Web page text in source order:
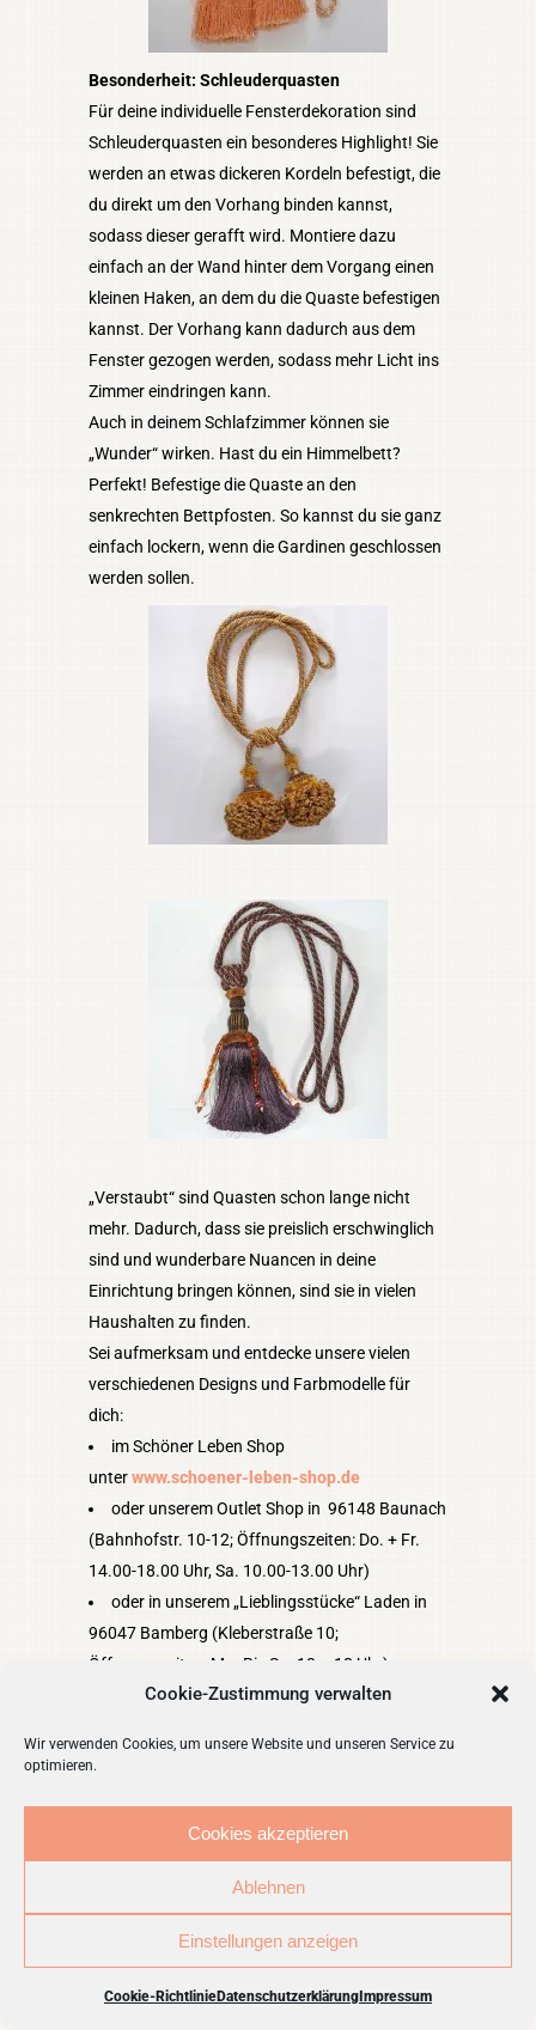
Cookie-Zustimmung verwalten
Wir verwenden Cookies, um unsere Website und unseren Service zu
optimieren.
Cookies akzeptieren
Ablehnen
Einstellungen anzeigen
Cookie-RichtlinieDatenschutzerklärung Impressum
Besonderheit: Schleuderquasten
Für deine individuelle Fensterdekoration sind
Schleuderquasten ein besonderes Highlight! Sie
werden an etwas dickeren Kordeln befestigt, die
du direkt um den Vorhang binden kannst,
sodass dieser gerafft wird. Montiere dazu
einfach an der Wand hinter dem Vorgang einen
kleinen Haken, an dem du die Quaste befestigen
kannst. Der Vorhang kann dadurch aus dem
Fenster gezogen werden, sodass mehr Licht ins
Zimmer eindringen kann.
Auch in deinem Schlafzimmer können sie
„Wunder“ wirken. Hast du ein Himmelbett?
Perfekt! Befestige die Quaste an den
senkrechten Bettpfosten. So kannst du sie ganz
einfach lockern, wenn die Gardinen geschlossen
werden sollen.
„Verstaubt“ sind Quasten schon lange nicht
mehr. Dadurch, dass sie preislich erschwinglich
sind und wunderbare Nuancen in deine
Einrichtung bringen können, sind sie in vielen
Haushalten zu finden.
Sei aufmerksam und entdecke unsere vielen
verschiedenen Designs und Farbmodelle für
dich:
im Schöner Leben Shop
unterwww.schoener-leben-shop.de
oder unserem Outlet Shop in 96148 Baunach
(Bahnhofstr. 10-12; Öffnungszeiten: Do. + Fr.
14.00-18.00 Uhr, Sa. 10.00-13.00 Uhr)
oder in unserem „Lieblingsstücke“ Laden in
96047 Bamberg (Kleberstraße 10;
Öffnungszeiten: Mo. Bis Sa. 10 – 18 Uhr).